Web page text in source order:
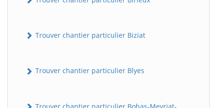
Trouver chantier particulier Biziat
Trouver chantier particulier Blyes
Trouver chantier particulier Bohas-Meyriat-